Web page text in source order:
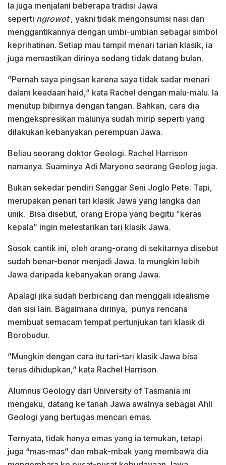
Ia juga menjalani beberapa tradisi Jawa
seperti ngrowot , yakni tidak mengonsumsi nasi dan
menggantikannya dengan umbi-umbian sebagai simbol
keprihatinan. Setiap mau tampil menari tarian klasik, ia
juga memastikan dirinya sedang tidak datang bulan.
”Pernah saya pingsan karena saya tidak sadar menari
dalam keadaan haid,” kata Rachel dengan malu-malu. Ia
menutup bibirnya dengan tangan. Bahkan, cara dia
mengekspresikan malunya sudah mirip seperti yang
dilakukan kebanyakan perempuan Jawa.
Beliau seorang doktor Geologi. Rachel Harrison
namanya. Suaminya Adi Maryono seorang Geolog juga.
Bukan sekedar pendiri Sanggar Seni Joglo Pete. Tapi,
merupakan penari tari klasik Jawa yang langka dan
unik. Bisa disebut, orang Eropa yang begitu ”keras
kepala” ingin melestarikan tari klasik Jawa.
Sosok cantik ini, oleh orang-orang di sekitarnya disebut
sudah benar-benar menjadi Jawa. Ia mungkin lebih
Jawa daripada kebanyakan orang Jawa.
Apalagi jika sudah berbicang dan menggali idealisme
dan sisi lain. Bagaimana dirinya, punya rencana
membuat semacam tempat pertunjukan tari klasik di
Borobudur.
”Mungkin dengan cara itu tari-tari klasik Jawa bisa
terus dihidupkan,” kata Rachel Harrison.
Alumnus Geology dari University of Tasmania ini
mengaku, datang ke tanah Jawa awalnya sebagai Ahli
Geologi yang bertugas mencari emas.
Ternyata, tidak hanya emas yang ia temukan, tetapi
juga “mas-mas” dan mbak-mbak yang membawa dia